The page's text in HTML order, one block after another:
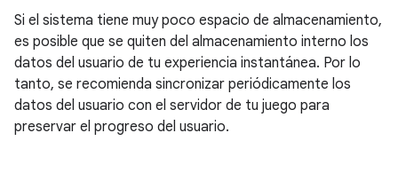
Si el sistema tiene muy poco espacio de almacenamiento,
es posible que se quiten del almacenamiento interno los
datos del usuario de tu experiencia instantánea. Por lo
tanto, se recomienda sincronizar periódicamente los
datos del usuario con el servidor de tu juego para
preservar el progreso del usuario.